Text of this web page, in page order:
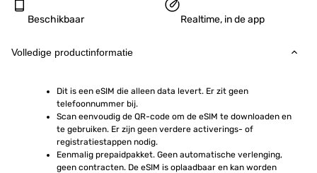
Beschikbaar Realtime, in de app
Volledige productinformatie
Dit is een eSIM die alleen data levert. Er zit geen
telefoonnummer bij.
Scan eenvoudig de QR-code om de eSIM te downloaden en
te gebruiken. Er zijn geen verdere activerings- of
registratiestappen nodig.
Eenmalig prepaidpakket. Geen automatische verlenging,
geen contracten. De eSIM is oplaadbaar en kan worden